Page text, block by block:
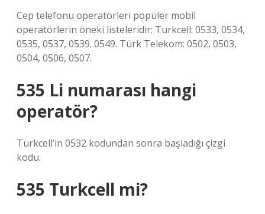
Cep telefonu operatörleri popüler mobil
operatörlerin öneki listeleridir: Turkcell: 0533, 0534,
0535, 0537, 0539. 0549. Türk Telekom: 0502, 0503,
0504, 0506, 0507.
535 Li numarası hangi
operatör?
Türkcell’in 0532 kodundan sonra başladığı çizgi
kodu.
535 Turkcell mi?